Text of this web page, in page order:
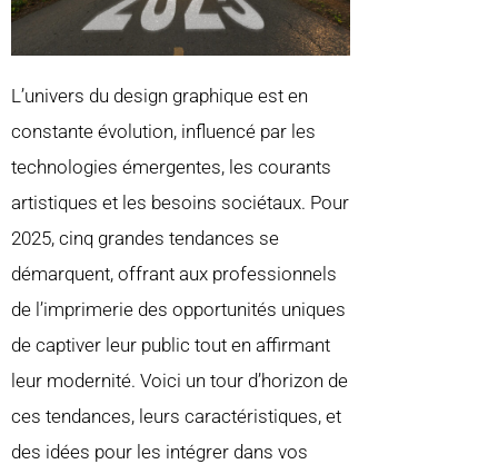
L’univers du design graphique est en
constante évolution, influencé par les
technologies émergentes, les courants
artistiques et les besoins sociétaux. Pour
2025, cinq grandes tendances se
démarquent, offrant aux professionnels
de l’imprimerie des opportunités uniques
de captiver leur public tout en affirmant
leur modernité. Voici un tour d’horizon de
ces tendances, leurs caractéristiques, et
des idées pour les intégrer dans vos